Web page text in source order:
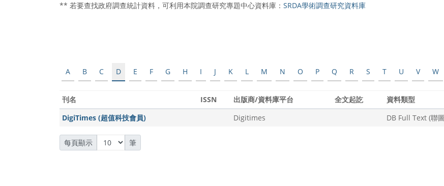
** 若要查找政府調查統計資料，可利用本院調查研究專題中心資料庫： SRDA學術調查研究資料庫
A B C D E F G H I J K L M N O P Q R S T U V W
刊名 ISSN 出版商/資料庫平台 全文起訖 資料類型
DigiTimes (超值科技會員)
Digitimes DB Full Text (聯
每頁顯示 筆